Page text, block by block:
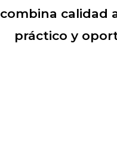
combina calidad
práctico y